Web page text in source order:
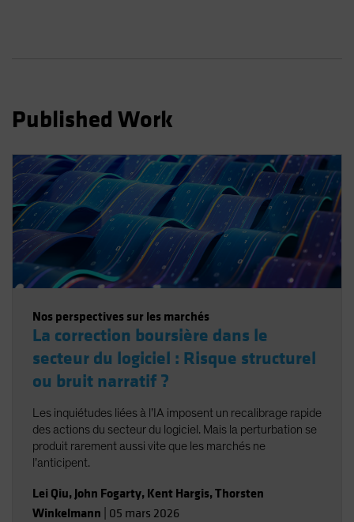
Sweden
Taiwan - 台灣
UK
United States (US Citizens)
US (Non-US Citizens/NRC)
Published Work
Nos perspectives sur les marchés
La correction boursière dans le
secteur du logiciel : Risque structurel
ou bruit narratif ?
Les inquiétudes liées à l’IA imposent un recalibrage rapide
des actions du secteur du logiciel. Mais la perturbation se
produit rarement aussi vite que les marchés ne
l’anticipent.
Lei Qiu, John Fogarty, Kent Hargis,Thorsten
Winkelmann 05 mars 2026